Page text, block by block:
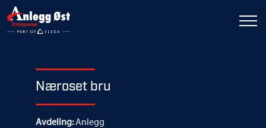
Næroset bru
Avdeling:Anlegg